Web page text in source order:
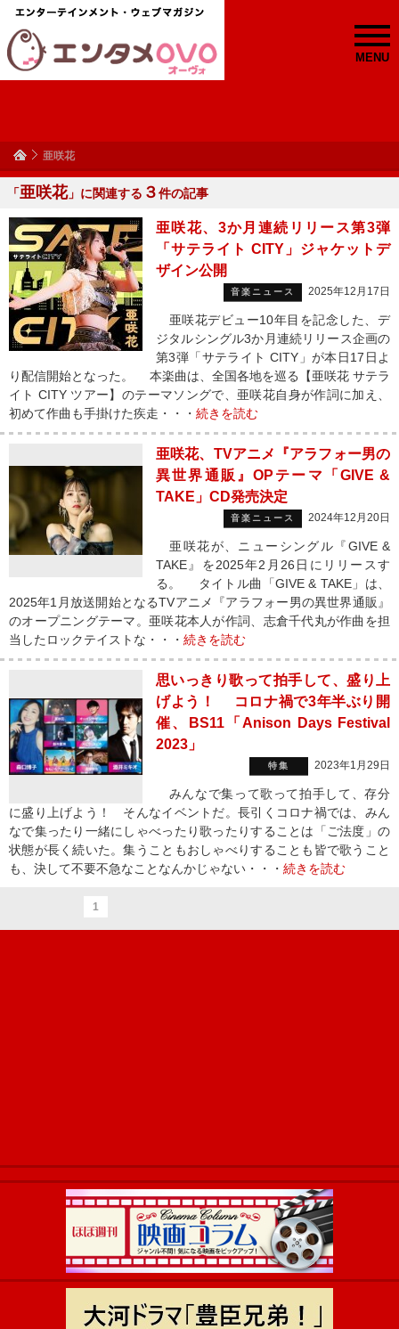
MENU
亜咲花
「亜咲花」に関連する ３件の記事
亜咲花、3か月連続リリース第3弾
「サテライト CITY」ジャケットデ
ザイン公開
音楽ニュース 2025年12月17日
亜咲花デビュー10年目を記念した、デ
ジタルシングル3か月連続リリース企画の
第3弾「サテライト CITY」が本日17日よ
り配信開始となった。 本楽曲は、全国各地を巡る【亜咲花 サテラ
イト CITY ツアー】のテーマソングで、亜咲花自身が作詞に加え、
初めて作曲も手掛けた疾走・・・ 続きを読む
亜咲花、TVアニメ『アラフォー男の
異世界通販』OPテーマ「GIVE &
TAKE」CD発売決定
音楽ニュース 2024年12月20日
亜咲花が、ニューシングル『GIVE &
TAKE』を2025年2月26日にリリースす
る。 タイトル曲「GIVE & TAKE」は、
2025年1月放送開始となるTVアニメ『アラフォー男の異世界通販』
のオープニングテーマ。亜咲花本人が作詞、志倉千代丸が作曲を担
当したロックテイストな・・・ 続きを読む
思いっきり歌って拍手して、盛り上
げよう！ コロナ禍で3年半ぶり開
催、BS11「Anison Days Festival
2023」
特集 2023年1月29日
みんなで集って歌って拍手して、存分
に盛り上げよう！ そんなイベントだ。長引くコロナ禍では、みん
なで集ったり一緒にしゃべったり歌ったりすることは「ご法度」の
状態が長く続いた。集うこともおしゃべりすることも皆で歌うこと
も、決して不要不急なことなんかじゃない・・・ 続きを読む
1